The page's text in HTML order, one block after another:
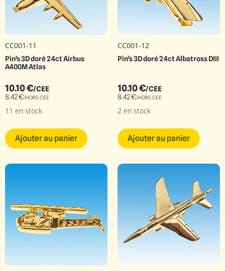
CC001-11
Pin’s 3D doré 24ct Airbus
A400M Atlas
10.10€/CEE
8.42€/HORS CEE
11 en stock
Ajouter au panier
CC001-12
Pin’s 3D doré 24ct Albatross DIII
10.10€/CEE
8.42€/HORS CEE
2 en stock
Ajouter au panier